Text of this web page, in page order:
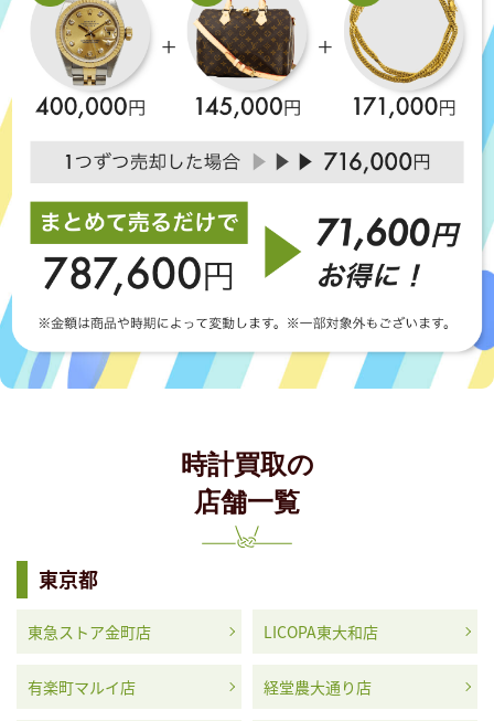
時計買取の
店舗一覧
東京都
東急ストア金町店 LICOPA東大和店
有楽町マルイ店 経堂農大通り店